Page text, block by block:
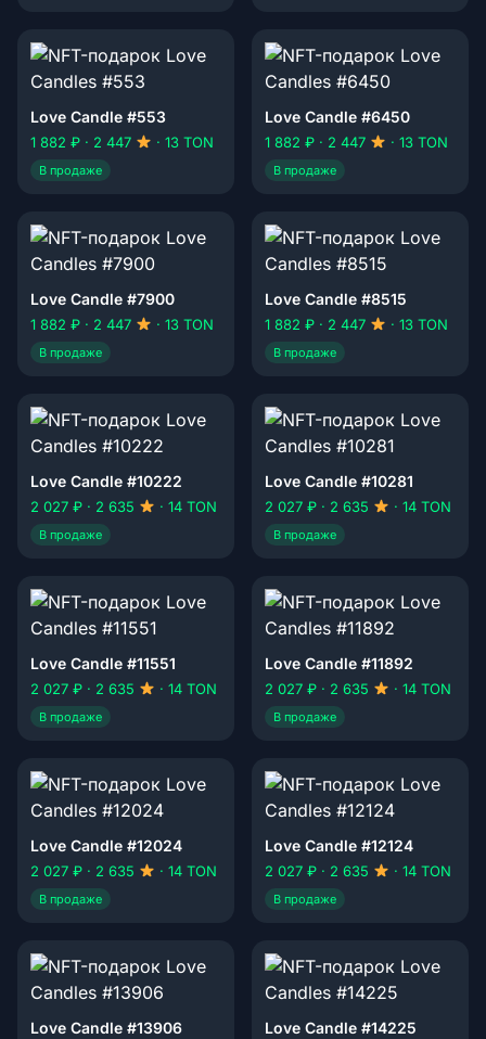
Love Candle #553
1 882 ₽ · 2 447 · 13 TON
В продаже
Love Candle #6450
1 882 ₽ · 2 447 · 13 TON
В продаже
Love Candle #7900
1 882 ₽ · 2 447 · 13 TON
В продаже
Love Candle #8515
1 882 ₽ · 2 447 · 13 TON
В продаже
Love Candle #10222
2 027 ₽ · 2 635 · 14 TON
В продаже
Love Candle #10281
2 027 ₽ · 2 635 · 14 TON
В продаже
Love Candle #11551
2 027 ₽ · 2 635 · 14 TON
В продаже
Love Candle #11892
2 027 ₽ · 2 635 · 14 TON
В продаже
Love Candle #12024
2 027 ₽ · 2 635 · 14 TON
В продаже
Love Candle #12124
2 027 ₽ · 2 635 · 14 TON
В продаже
Love Candle #13906 Love Candle #14225